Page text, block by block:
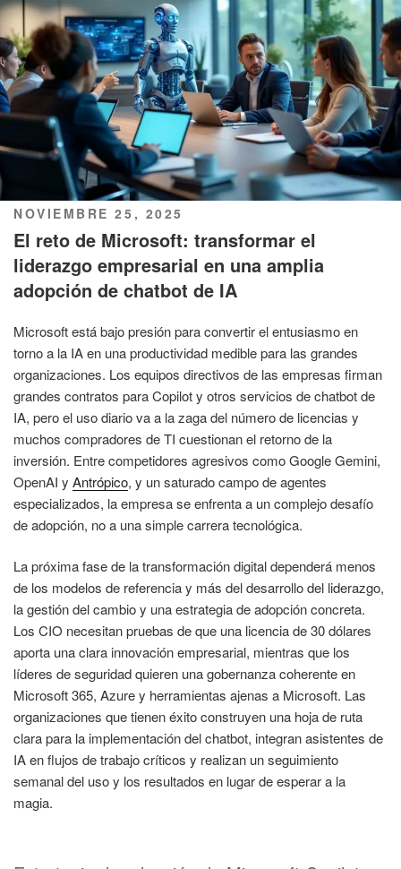
PUBLICADO
EL
NOVIEMBRE 25, 2025
El reto de Microsoft: transformar el
liderazgo empresarial en una amplia
adopción de chatbot de IA
Microsoft está bajo presión para convertir el entusiasmo en
torno a la IA en una productividad medible para las grandes
organizaciones. Los equipos directivos de las empresas firman
grandes contratos para Copilot y otros servicios de chatbot de
IA, pero el uso diario va a la zaga del número de licencias y
muchos compradores de TI cuestionan el retorno de la
inversión. Entre competidores agresivos como Google Gemini,
OpenAI y Antrópico, y un saturado campo de agentes
especializados, la empresa se enfrenta a un complejo desafío
de adopción, no a una simple carrera tecnológica.
La próxima fase de la transformación digital dependerá menos
de los modelos de referencia y más del desarrollo del liderazgo,
la gestión del cambio y una estrategia de adopción concreta.
Los CIO necesitan pruebas de que una licencia de 30 dólares
aporta una clara innovación empresarial, mientras que los
líderes de seguridad quieren una gobernanza coherente en
Microsoft 365, Azure y herramientas ajenas a Microsoft. Las
organizaciones que tienen éxito construyen una hoja de ruta
clara para la implementación del chatbot, integran asistentes de
IA en flujos de trabajo críticos y realizan un seguimiento
semanal del uso y los resultados en lugar de esperar a la
magia.